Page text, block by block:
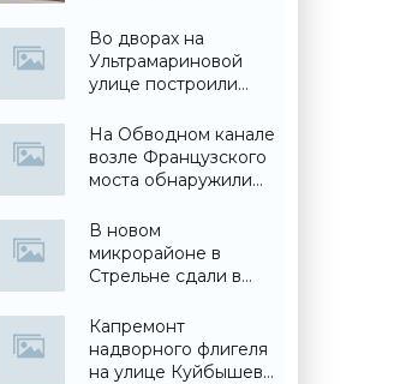
магазин - «Свежие
новости
строительства»
Во дворах на
Ультрамариновой
улице построили
«Свежие новости
строительства»
На Обводном канале
возле Французского
моста обнаружили
новости
строительства»
В новом
микрорайоне в
Стрельне сдали в
жилых дома -
«Свежие новости
строительства»
Капремонт
надворного флигеля
на улице Куйбышева